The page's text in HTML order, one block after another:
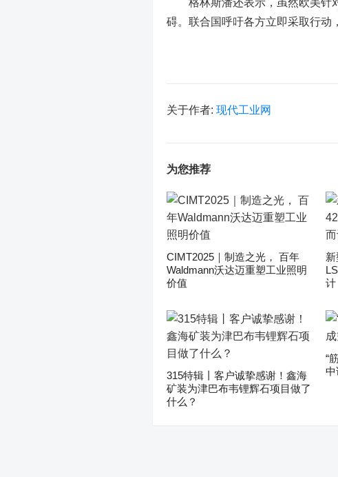
格林斯潘还表示，虽然欧美针
碍。联合国呼吁各方立即采取行动
关于作者: 现代工业网
为您推荐
CIMT2025｜制造之光， 百年
Waldmann沃达迈重塑工业照明
价值
计
315特辑丨客户诚挚感谢！鑫海
矿装为津巴布韦锂辉石项目做了
什么？
“
中